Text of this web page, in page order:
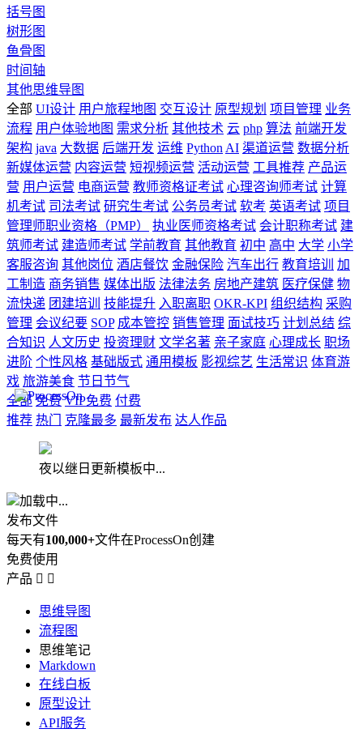
括号图
树形图
鱼骨图
时间轴
其他思维导图
全部 UI设计 用户旅程地图 交互设计 原型规划 项目管理 业务
流程 用户体验地图 需求分析 其他技术 云 php 算法 前端开发
架构 java 大数据 后端开发 运维 Python AI 渠道运营 数据分析
新媒体运营 内容运营 短视频运营 活动运营 工具推荐 产品运
营 用户运营 电商运营 教师资格证考试 心理咨询师考试 计算
机考试 司法考试 研究生考试 公务员考试 软考 英语考试 项目
管理师职业资格（PMP）
执业医师资格考试 会计职称考试 建
筑师考试 建造师考试 学前教育 其他教育 初中 高中 大学 小学
客服咨询 其他岗位 酒店餐饮 金融保险 汽车出行 教育培训
加
工制造 商务销售 媒体出版 法律法务 房地产建筑 医疗保健 物
流快递 团建培训 技能提升 入职离职 OKR-KPI 组织结构 采购
管理 会议纪要 SOP 成本管控 销售管理 面试技巧 计划总结 综
合知识 人文历史 投资理财 文学名著 亲子家庭 心理成长 职场
进阶 个性风格 基础版式 通用模板 影视综艺 生活常识 体育游
戏 旅游美食 节日节气
全部 免费 VIP免费 付费
推荐 热门 克隆最多 最新发布 达人作品
夜以继日更新模板中...
加载中...
发布文件
每天有100,000+文件在ProcessOn创建
免费使用
产品  
思维导图
流程图
思维笔记
Markdown
在线白板
原型设计
API服务